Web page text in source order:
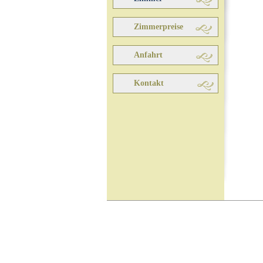
Zimmerpreise
Anfahrt
Kontakt